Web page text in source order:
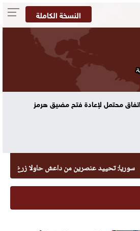
النسخة الكاملة
اتفاق محتمل لإعادة فتح مضيق هرمز
تحييد عنصرين من داعش حاولا زرع عبوة في